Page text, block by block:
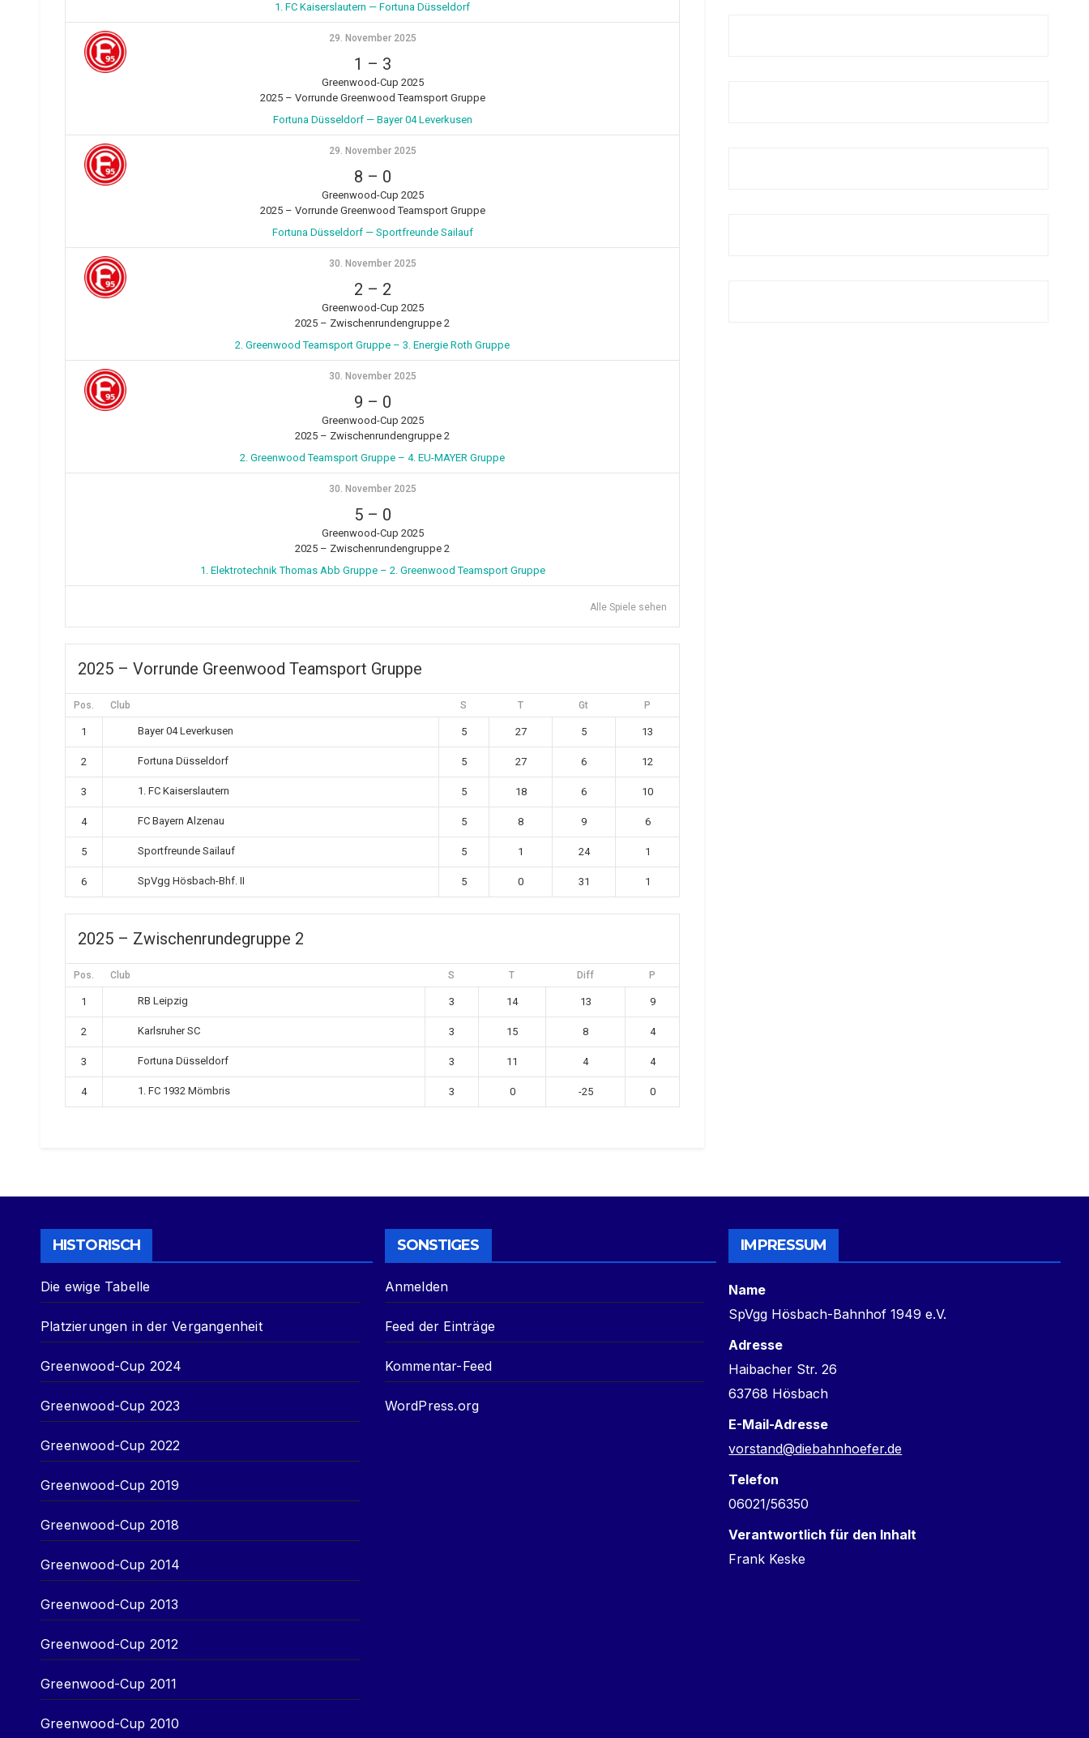
1. FC Kaiserslautern — Fortuna Düsseldorf
29. November 2025
1 – 3
Greenwood-Cup 2025
2025 – Vorrunde Greenwood Teamsport Gruppe
Fortuna Düsseldorf — Bayer 04 Leverkusen
29. November 2025
8 – 0
Greenwood-Cup 2025
2025 – Vorrunde Greenwood Teamsport Gruppe
Fortuna Düsseldorf — Sportfreunde Sailauf
30. November 2025
2 – 2
Greenwood-Cup 2025
2025 – Zwischenrundengruppe 2
2. Greenwood Teamsport Gruppe – 3. Energie Roth Gruppe
30. November 2025
9 – 0
Greenwood-Cup 2025
2025 – Zwischenrundengruppe 2
2. Greenwood Teamsport Gruppe – 4. EU-MAYER Gruppe
30. November 2025
5– 0
Greenwood-Cup 2025
2025 – Zwischenrundengruppe 2
1. Elektrotechnik Thomas Abb Gruppe – 2. Greenwood Teamsport Gruppe
Alle Spiele sehen
2025 – Vorrunde Greenwood Teamsport Gruppe
Pos. Club S T Gt P
1 Bayer 04 Leverkusen 5 27 5 13
2 Fortuna Düsseldorf 5 27 6 12
3 1. FC Kaiserslautern 5 18 6 10
4 FC Bayern Alzenau 5 8 9 6
5 Sportfreunde Sailauf 5 1 24 1
6 SpVgg Hösbach-Bhf. II 5 0 31 1
2025 – Zwischenrundegruppe 2
Pos. Club S T Diff P
1 RB Leipzig 3 14 13 9
2 Karlsruher SC 3 15 8 4
3 Fortuna Düsseldorf 3 11 4 4
4 1. FC 1932 Mömbris 3 0 -25 0
HISTORISCH
Die ewige Tabelle
Platzierungen in der Vergangenheit
Greenwood-Cup 2024
Greenwood-Cup 2023
Greenwood-Cup 2022
Greenwood-Cup 2019
Greenwood-Cup 2018
Greenwood-Cup 2014
Greenwood-Cup 2013
Greenwood-Cup 2012
Greenwood-Cup 2011
Greenwood-Cup 2010
SONSTIGES
Anmelden
Feed der Einträge
Kommentar-Feed
WordPress.org
IMPRESSUM
Name
SpVgg Hösbach-Bahnhof 1949 e.V.
Adresse
Haibacher Str. 26
63768 Hösbach
E-Mail-Adresse
vorstand@diebahnhoefer.de
Telefon
06021/56350
Verantwortlich für den Inhalt
Frank Keske